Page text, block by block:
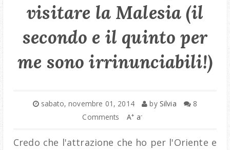
visitare la Malesia (il
secondo e il quinto per
me sono irrinunciabili!)
sabato, novembre 01, 2014 by Silvia
8
Comments
A+ a-
Credo che l'attrazione che ho per l'Oriente e